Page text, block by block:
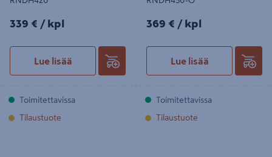
339€/kpl
339 € / kpl
Lue lisää
Toimitettavissa
Tilaustuote
369€/kpl
369 € / kpl
Lue lisää
Toimitettavissa
Tilaustuote